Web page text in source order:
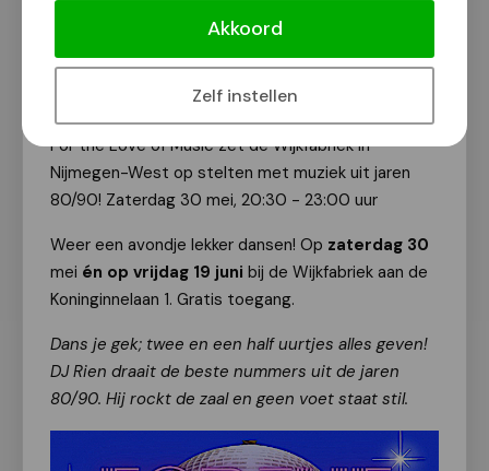
Akkoord
Zelf instellen
Van onze redactie
For the Love of Music zet de Wijkfabriek in
Nijmegen-West op stelten met muziek uit jaren
80/90! Zaterdag 30 mei, 20:30 - 23:00 uur
Weer een avondje lekker dansen! Op zaterdag 30
mei én op vrijdag 19 juni bij de Wijkfabriek aan de
Koninginnelaan 1. Gratis toegang.
Dans je gek; twee en een half uurtjes alles geven!
DJ Rien draait de beste nummers uit de jaren
80/90. Hij rockt de zaal en geen voet staat stil.